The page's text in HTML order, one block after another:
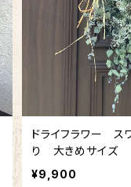
ドライフラワー ス
り 大きめサイズ
¥9,900